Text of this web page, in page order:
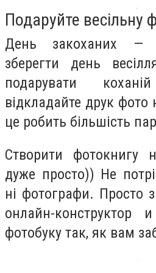
Подаруйте весільну
День закоханих —
зберегти день
подарувати
відкладайте друк фото
це робить більшість
Створити фотокнигу
дуже просто)) Не
ні фотографи. Просто
онлайн-конструктор
фотобуку так, як вам